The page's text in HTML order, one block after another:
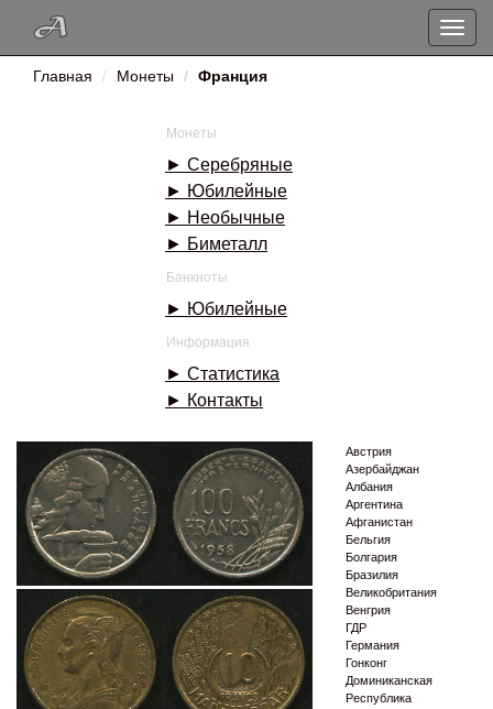
Toggle
Главная Монеты Франция
Монеты
► Серебряные
► Юбилейные
► Необычные
► Биметалл
Банкноты
► Юбилейные
Информация
► Статистика
► Контакты
Австрия
Азербайджан
Албания
Аргентина
Афганистан
Бельгия
Болгария
Бразилия
Великобритания
Венгрия
ГДР
Германия
Гонконг
Доминиканская
Республика